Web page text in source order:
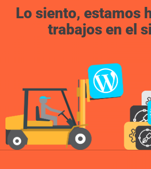
Lo siento, estamos
trabajos en el